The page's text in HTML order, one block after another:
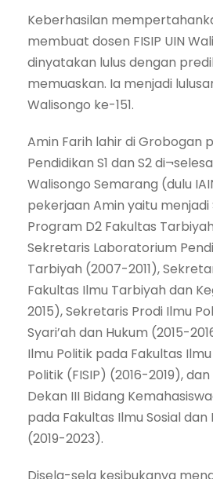
Keberhasilan
membuat dosen FISIP UIN
dinyatakan lulus dengan
memuaskan. Ia menjadi
Walisongo ke-151.
Amin Farih lahir di Grobogan
Pendidikan S1 dan S2
Walisongo Semarang (dulu
pekerjaan Amin yaitu menjadi
Program D2 Fakultas
Sekretaris Laboratorium
Tarbiyah (2007-2011),
Fakultas Ilmu Tarbiyah dan
2015), Sekretaris Prodi Ilmu
Syari’ah dan Hukum (2015-
Ilmu Politik pada Fakultas
Politik (FISIP) (2016-2019),
Dekan III Bidang
pada Fakultas Ilmu Sosial dan
(2019-2023).